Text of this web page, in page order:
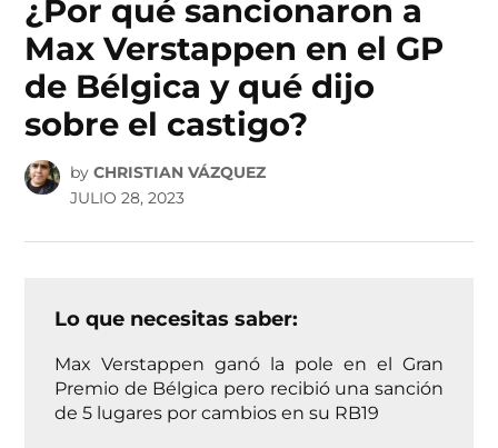
¿Por qué sancionaron a
Max Verstappen en el GP
de Bélgica y qué dijo
sobre el castigo?
by CHRISTIAN VÁZQUEZ
JULIO 28, 2023
Lo que necesitas saber:
Max Verstappen ganó la pole en el Gran
Premio de Bélgica pero recibió una sanción
de 5 lugares por cambios en su RB19